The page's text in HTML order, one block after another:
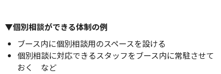
▼個別相談ができる体制の例
ブース内に個別相談用のスペースを設ける
個別相談に対応できるスタッフをブース内に常駐させて
おく など